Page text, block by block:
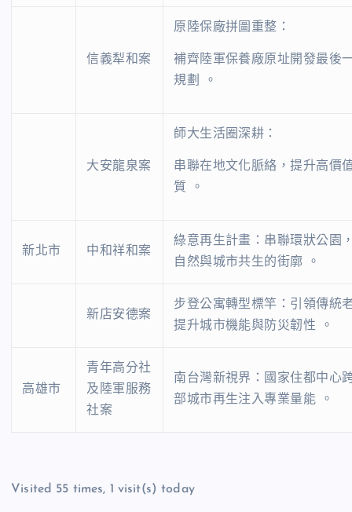
信義犁和案
原陸保廠拼圖重整：
補齊陸軍保養廠原址開發最後
規劃 。
大安龍泉案
師大生活圈深耕：
串聯在地文化脈絡，提升高價
質 。
新北市 中和祥和案
綠意再生計畫：串聯環狀公園
自然與城市共生的街廓 。
新店安德案
步登公寓轉型標竿：引領傳統
提升城市機能與防災韌性 。
高雄市
青年高分社
及陸軍服務
社案
南台灣新視界：國家住都中心
部城市再生注入專業量能 。
Visited 55 times, 1 visit(s) today